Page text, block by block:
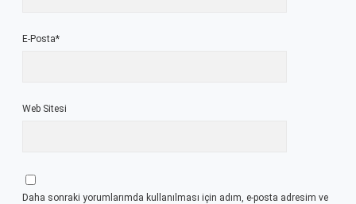
E-Posta*
Web Sitesi
Daha sonraki yorumlarımda kullanılması için adım, e-posta adresim ve